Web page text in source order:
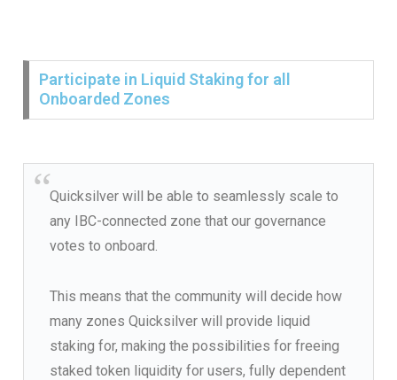
Participate in Liquid Staking for all
Onboarded Zones
Quicksilver will be able to seamlessly scale to
any IBC-connected zone that our governance
votes to onboard.
This means that the community will decide how
many zones Quicksilver will provide liquid
staking for, making the possibilities for freeing
staked token liquidity for users, fully dependent